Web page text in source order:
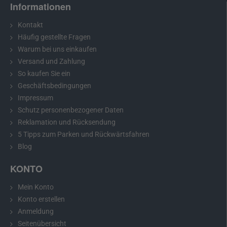
Empfehlung:
Bitte messen Sie vor dem Kauf die Abmessungen
Ihrer Nummernschildbeleuchtung und vergleichen Sie diese mit
dem gewählten Modell.
Carens und andere
Die Rückfahrkamera für Kia Ceed, Sportage, Carens und andere
passt genau an die Stelle Ihrer Nummernschildbeleuchtung. Der
Informationen
Kontakt
Häufig gestellte Fragen
Warum bei uns einkaufen
Versand und Zahlung
So kaufen Sie ein
Geschäftsbedingungen
Impressum
Schutz personenbezogener Daten
Reklamation und Rücksendung
5 Tipps zum Parken und Rückwärtsfahren
Blog
KONTO
Mein Konto
Konto erstellen
Anmeldung
Seitenübersicht